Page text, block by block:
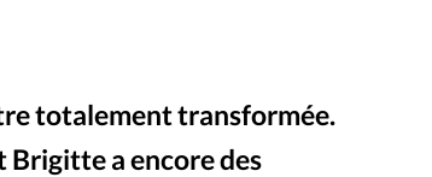
Faire un don
totalement transformée.
Brigitte a encore des